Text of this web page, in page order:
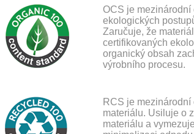
OCS je mezinárodní
ekologických
Zaručuje, že
certifikovaných
organický obsah
výrobního procesu.
RCS je
materiálu. Usiluje o
materiálu a